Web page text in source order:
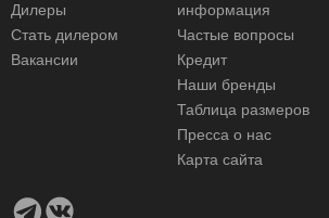
Дилеры
Стать дилером
Вакансии
информация
Частые вопросы
Кредит
Наши бренды
Таблица размеров
Пресса о нас
Карта сайта